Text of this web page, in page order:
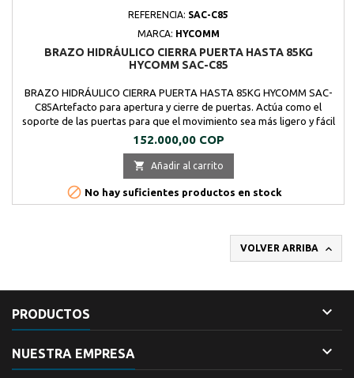
REFERENCIA: SAC-C85
MARCA: HYCOMM
BRAZO HIDRÁULICO CIERRA PUERTA HASTA 85KG
HYCOMM SAC-C85
BRAZO HIDRÁULICO CIERRA PUERTA HASTA 85KG HYCOMM SAC-
C85Artefacto para apertura y cierre de puertas. Actúa como el
soporte de las puertas para que el movimiento sea más ligero y fácil
de manejar.Es reversible; se puede instalar de lado izquierdo o
derecho.Se instala en la parte superior de la puerta abierta
unilateralmente. Se puede usar en puerta de...
Precio
152.000,00 COP
 Añadir al carrito
 No hay suficientes productos en stock
VOLVER ARRIBA 
PRODUCTOS 
NUESTRA EMPRESA 